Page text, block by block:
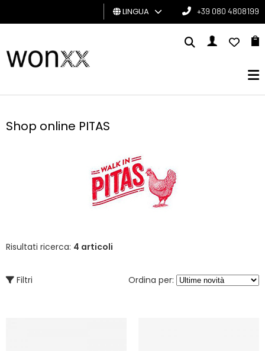
UOMO
CARD
LINGUA +39 080 4808199
Shop online PITAS
Risultati ricerca: 4 articoli
Filtri Ordina per: